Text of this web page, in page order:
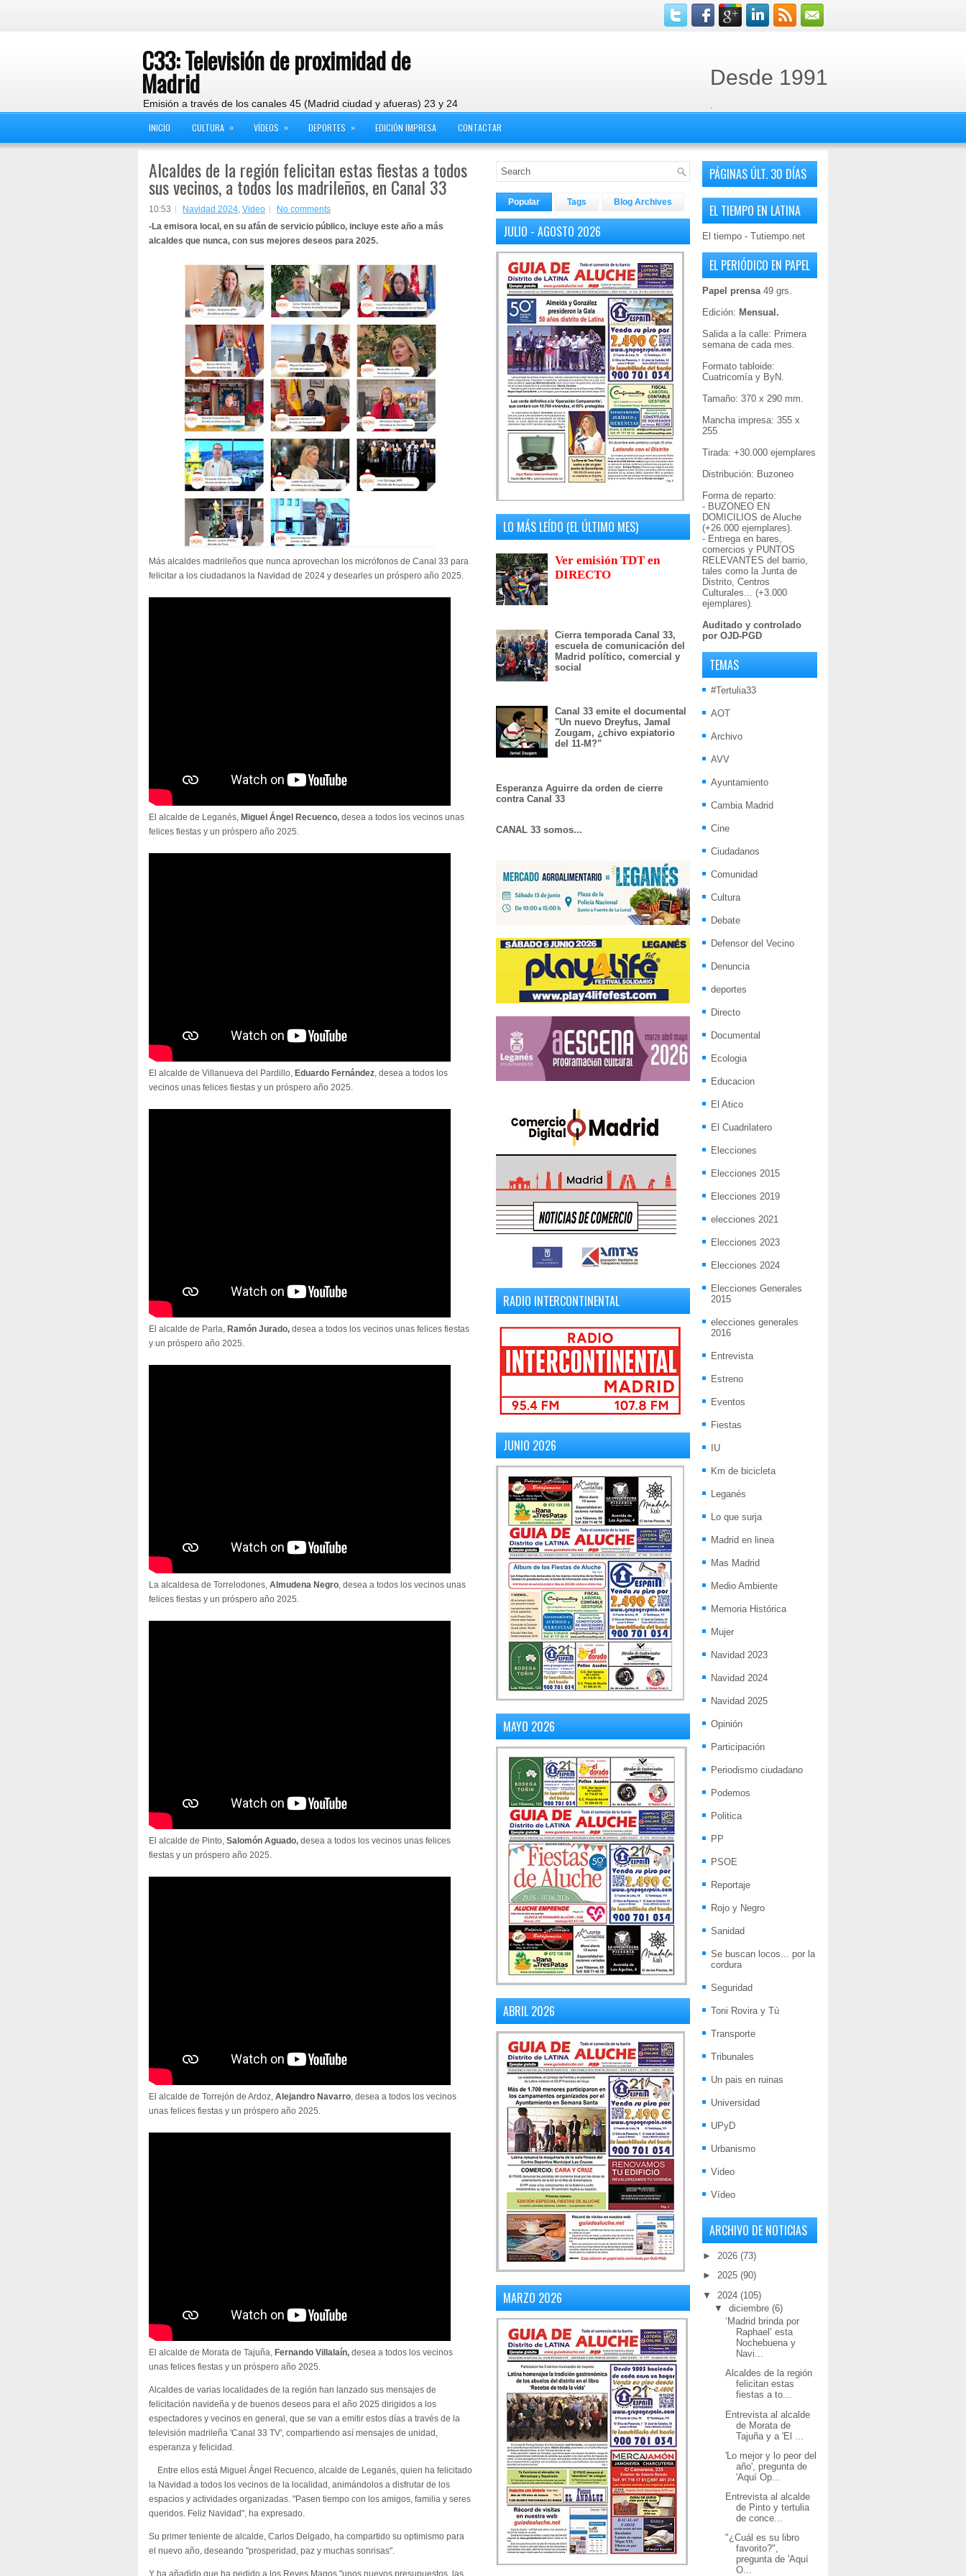
C33: Televisión de proximidad de
Madrid
Emisión a través de los canales 45 (Madrid ciudad y afueras) 23 y 24
Desde 1991
INICIO CULTURA » VÍDEOS » DEPORTES » EDICIÓN IMPRESA CONTACTAR
Alcaldes de la región felicitan estas fiestas a todos
sus vecinos, a todos los madrileños, en Canal 33
10:53 Navidad 2024, Video
No comments
-La emisora local, en su afán de servicio público, incluye este año a más
alcaldes que nunca, con sus mejores deseos para 2025.
Más alcaldes madrileños que nunca aprovechan los micrófonos de Canal 33 para
felicitar a los ciudadanos la Navidad de 2024 y desearles un próspero año 2025.
El alcalde de Leganés, Miguel Ángel Recuenco, desea a todos los vecinos unas
felices fiestas y un próspero año 2025.
El alcalde de Villanueva del Pardillo, Eduardo Fernández, desea a todos los
vecinos unas felices fiestas y un próspero año 2025.
El alcalde de Parla, Ramón Jurado, desea a todos los vecinos unas felices fiestas
y un próspero año 2025.
La alcaldesa de Torrelodones, Almudena Negro, desea a todos los vecinos unas
felices fiestas y un próspero año 2025.
El alcalde de Pinto, Salomón Aguado, desea a todos los vecinos unas felices
fiestas y un próspero año 2025.
El alcalde de Torrejón de Ardoz, Alejandro Navarro, desea a todos los vecinos
unas felices fiestas y un próspero año 2025.
El alcalde de Morata de Tajuña, Fernando Villalaín, desea a todos los vecinos
unas felices fiestas y un próspero año 2025.
Alcaldes de varias localidades de la región han lanzado sus mensajes de
felicitación navideña y de buenos deseos para el año 2025 dirigidos a los
espectadores y vecinos en general, que se van a emitir estos días a través de la
televisión madrileña 'Canal 33 TV', compartiendo así mensajes de unidad,
esperanza y felicidad.
Entre ellos está Miguel Ángel Recuenco, alcalde de Leganés, quien ha felicitado
la Navidad a todos los vecinos de la localidad, animándolos a disfrutar de los
espacios y actividades organizadas. "Pasen tiempo con los amigos, familia y seres
queridos. Feliz Navidad", ha expresado.
Su primer teniente de alcalde, Carlos Delgado, ha compartido su optimismo para
el nuevo año, deseando "prosperidad, paz y muchas sonrisas".
Y ha añadido que ha pedido a los Reyes Magos "unos nuevos presupuestos, las
Popular Tags Blog Archives
JULIO - AGOSTO 2026
LO MÁS LEÍDO (EL ÚLTIMO MES)
Ver emisión TDT en
DIRECTO
Cierra temporada Canal 33,
escuela de comunicación del
Madrid político, comercial y
social
Canal 33 emite el documental
"Un nuevo Dreyfus, Jamal
Zougam, ¿chivo expiatorio
del 11-M?"
Esperanza Aguirre da orden de cierre
contra Canal 33
CANAL 33 somos...
RADIO INTERCONTINENTAL
JUNIO 2026
MAYO 2026
ABRIL 2026
MARZO 2026
PÁGINAS ÚLT. 30 DÍAS
EL TIEMPO EN LATINA
El tiempo - Tutiempo.net
EL PERIÓDICO EN PAPEL
Papel prensa49 grs.
Edición: Mensual.
Salida a la calle: Primera
semana de cada mes.
Formato tabloide:
Cuatricomía y ByN.
Tamaño: 370 x 290 mm.
Mancha impresa: 355 x
255
Tirada: +30.000 ejemplares
Distribución: Buzoneo
Forma de reparto:
- BUZONEO EN
DOMICILIOS de Aluche
(+26.000 ejemplares).
- Entrega en bares,
comercios y PUNTOS
RELEVANTES del barrio,
tales como la Junta de
Distrito, Centros
Culturales... (+3.000
ejemplares).
Auditado y controlado
por OJD-PGD
TEMAS
#Tertulia33
AOT
Archivo
AVV
Ayuntamiento
Cambia Madrid
Cine
Ciudadanos
Comunidad
Cultura
Debate
Defensor del Vecino
Denuncia
deportes
Directo
Documental
Ecologia
Educacion
El Atico
El Cuadrilatero
Elecciones
Elecciones 2015
Elecciones 2019
elecciones 2021
Elecciones 2023
Elecciones 2024
Elecciones Generales
2015
elecciones generales
2016
Entrevista
Estreno
Eventos
Fiestas
IU
Km de bicicleta
Leganés
Lo que surja
Madrid en linea
Mas Madrid
Medio Ambiente
Memoria Histórica
Mujer
Navidad 2023
Navidad 2024
Navidad 2025
Opinión
Participación
Periodismo ciudadano
Podemos
Politica
PP
PSOE
Reportaje
Rojo y Negro
Sanidad
Se buscan locos... por la
cordura
Seguridad
Toni Rovira y Tú
Transporte
Tribunales
Un pais en ruinas
Universidad
UPyD
Urbanismo
Video
Vídeo
ARCHIVO DE NOTICIAS
► 2026 (73)
► 2025 (90)
▼
2024 (105)
▼
diciembre (6)
‘Madrid brinda por
Raphael’ esta
Nochebuena y
Navi...
Alcaldes de la región
felicitan estas
fiestas a to...
Entrevista al alcalde
de Morata de
Tajuña y a 'El ...
'Lo mejor y lo peor del
año', pregunta de
'Aquí Op...
Entrevista al alcalde
de Pinto y tertulia
de conce...
"¿Cuál es su libro
favorito?",
pregunta de 'Aquí
O...